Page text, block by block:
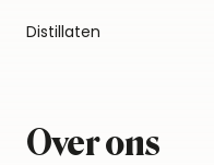
Distillaten
Over ons